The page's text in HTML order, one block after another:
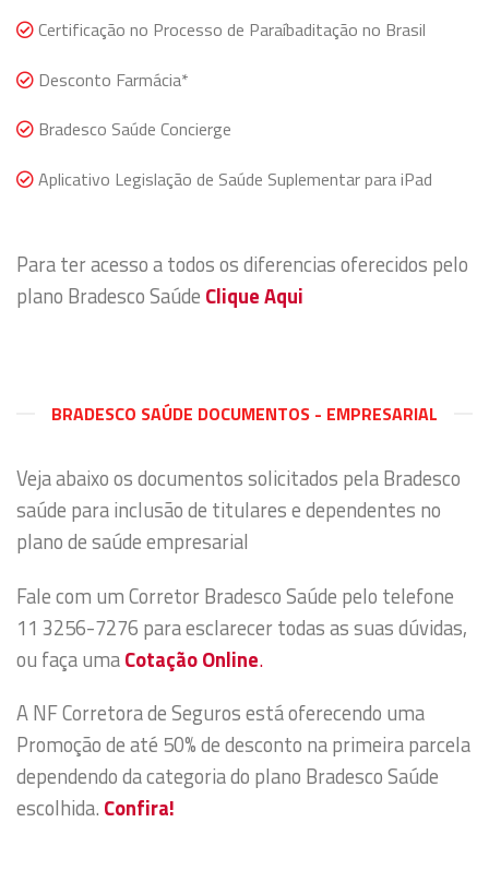
Certificação no Processo de Paraíbaditação no Brasil
Desconto Farmácia*
Bradesco Saúde Concierge
Aplicativo Legislação de Saúde Suplementar para iPad
Para ter acesso a todos os diferencias oferecidos pelo
plano Bradesco Saúde Clique Aqui
BRADESCO SAÚDE DOCUMENTOS - EMPRESARIAL
Veja abaixo os documentos solicitados pela Bradesco
saúde para inclusão de titulares e dependentes no
plano de saúde empresarial
Fale com um Corretor Bradesco Saúde pelo telefone
11 3256-7276 para esclarecer todas as suas dúvidas,
ou faça umaCotação Online.
A NF Corretora de Seguros está oferecendo uma
Promoção de até 50% de desconto na primeira parcela
dependendo da categoria do plano Bradesco Saúde
escolhida. Confira!